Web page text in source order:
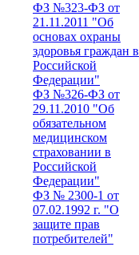
ФЗ №323-ФЗ от
21.11.2011 "Об
основах охраны
здоровья граждан в
Российской
Федерации"
ФЗ №326-ФЗ от
29.11.2010 "Об
обязательном
медицинском
страховании в
Российской
Федерации"
ФЗ № 2300-1 от
07.02.1992 г. "О
защите прав
потребителей"